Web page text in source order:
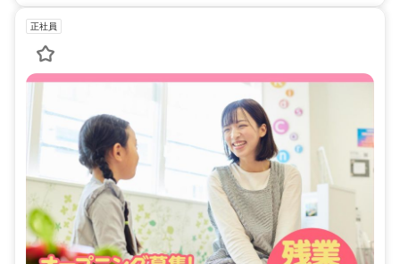
正社員